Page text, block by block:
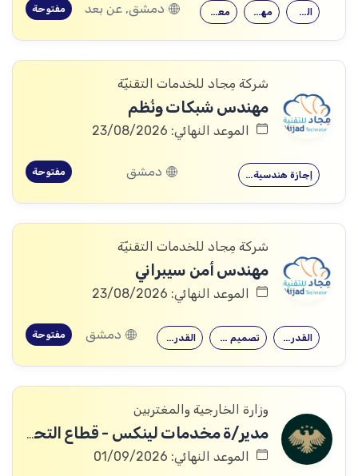
معرفة جيدة… مهارات قوية… القدرة على… دمشق, عن بعد مفتوحة
شركة مِجاد للخدمات التقنيّة
مهندس شبكات ونُظم
الموعد النهائي: 23/08/2026
إجازة هندسية… دمشق مفتوحة
شركة مِجاد للخدمات التقنيّة
مهندس أمن سيبراني
الموعد النهائي: 23/08/2026
القدرة على… تصميم وتنفيذ… القدرة على… دمشق مفتوحة
وزارة الخارجية والمغتربين
مدير/ة مخدمات لينكس - قطاع التحول الرقمي
الموعد النهائي: 01/09/2026